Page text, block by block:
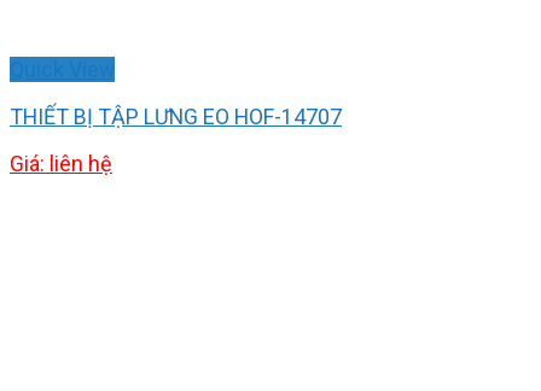
THIẾT BỊ TẬP LƯNG EO HOF-14707
Giá: liên hệ